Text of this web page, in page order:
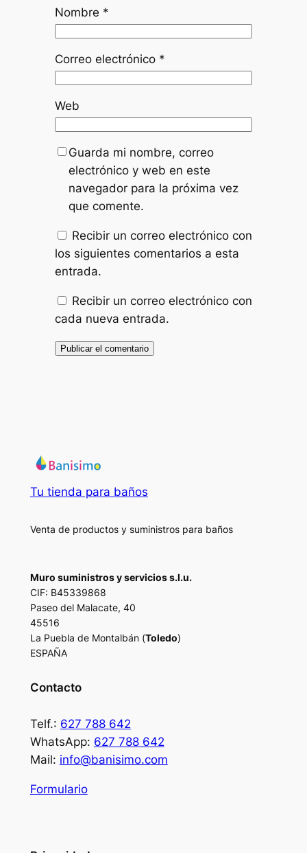
Nombre *
Correo electrónico *
Web
Guarda mi nombre, correo
electrónico y web en este
navegador para la próxima vez
que comente.
Recibir un correo electrónico con
los siguientes comentarios a esta
entrada.
Recibir un correo electrónico con
cada nueva entrada.
Tu tienda para baños
Venta de productos y suministros para baños
Muro suministros y servicios s.l.u.
CIF: B45339868
Paseo del Malacate, 40
45516
La Puebla de Montalbán (Toledo)
ESPAÑA
Contacto
Telf.: 627 788 642
WhatsApp: 627 788 642
Mail: info@banisimo.com
Formulario